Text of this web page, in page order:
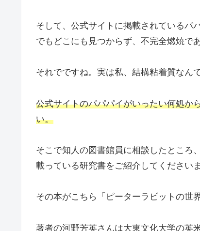
そして、公式サイトに掲載されているパ
でもどこにも見つからず、不完全燃焼で
それでですね。実は私、結構粘着質なんで
公式サイトのパパパイがいったい何処か
い。
そこで知人の図書館員に相談したところ
載っている研究書をご紹介してくださいま
その本がこちら「ピーターラビットの世
著者の河野芳英さんは大東文化大学の英